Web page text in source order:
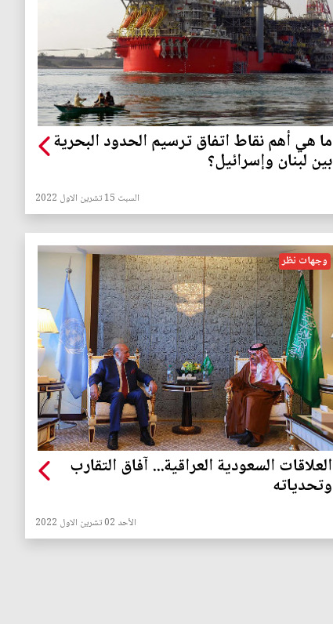
ما هي أهم نقاط اتفاق ترسيم الحدود البحرية
بين لبنان وإسرائيل؟
السبت 15 تشرين الاول 2022
وجهات نظر
العلاقات السعودية العراقية... آفاق التقارب
وتحدياته
الأحد 02 تشرين الاول 2022